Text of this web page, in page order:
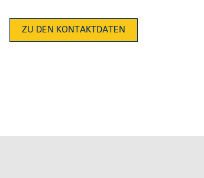
ZU DEN KONTAKTDATEN